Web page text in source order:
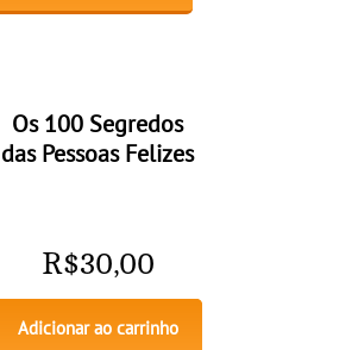
Os 100 Segredos
das Pessoas Felizes
R$30,00
Adicionar ao carrinho